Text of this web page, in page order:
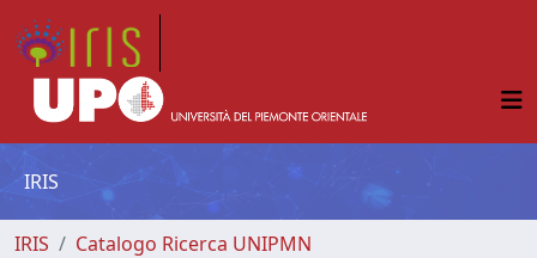
IRIS
IRIS
Catalogo Ricerca UNIPMN